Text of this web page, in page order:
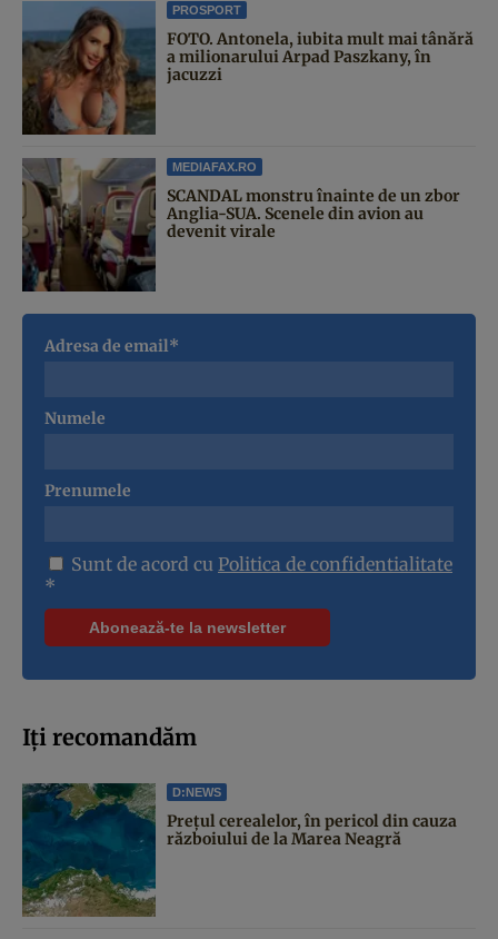
PROSPORT
FOTO. Antonela, iubita mult mai tânără
a milionarului Arpad Paszkany, în
jacuzzi
MEDIAFAX.RO
SCANDAL monstru înainte de un zbor
Anglia-SUA. Scenele din avion au
devenit virale
Adresa de email*
Numele
Prenumele
Sunt de acord cu Politica de confidentialitate
*
Iți recomandăm
D:NEWS
Prețul cerealelor, în pericol din cauza
războiului de la Marea Neagră